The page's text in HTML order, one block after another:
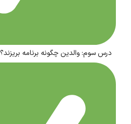
درس سوم: والدین چگونه برنامه بریزند؟